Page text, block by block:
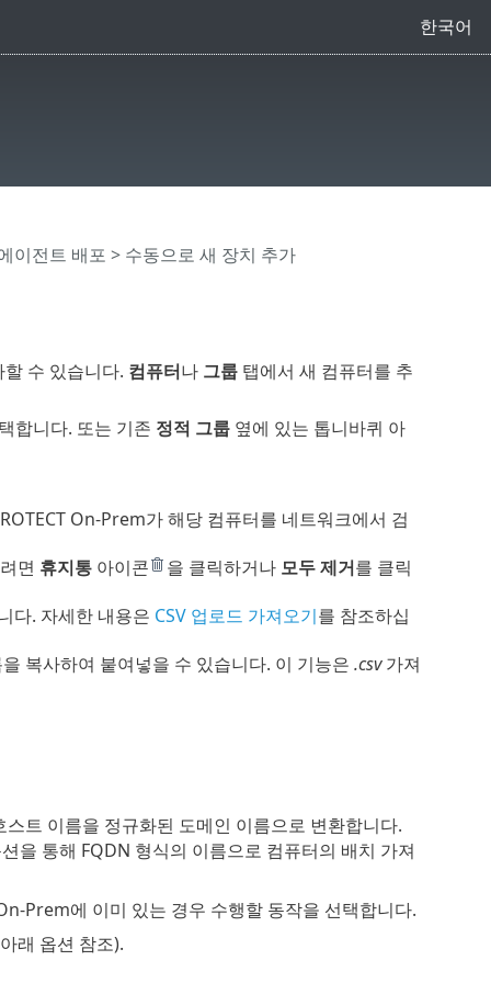
한국어
이전트 배포 > 수동으로 새 장치 추가
수 있습니다. 컴퓨터나 그룹탭에서 새 컴퓨터를 추
합니다. 또는 기존 정적 그룹옆에 있는 톱니바퀴 아
On-Prem가 해당 컴퓨터를 네트워크에서 검
면 휴지통아이콘 을 클릭하거나 모두 제거를 클릭
다. 자세한 내용은 CSV 업로드 가져오기를 참조하십
복사하여 붙여넣을 수 있습니다. 이 기능은 .csv가져
트 이름을 정규화된 도메인 이름으로 변환합니다.
을 통해 FQDN 형식의 이름으로 컴퓨터의 배치 가져
Prem에 이미 있는 경우 수행할 동작을 선택합니다.
래 옵션 참조).